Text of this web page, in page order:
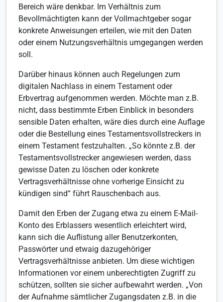
Bereich wäre denkbar. Im Verhältnis zum
Bevollmächtigten kann der Vollmachtgeber sogar
konkrete Anweisungen erteilen, wie mit den Daten
oder einem Nutzungsverhältnis umgegangen werden
soll.
Darüber hinaus können auch Regelungen zum
digitalen Nachlass in einem Testament oder
Erbvertrag aufgenommen werden. Möchte man z.B.
nicht, dass bestimmte Erben Einblick in besonders
sensible Daten erhalten, wäre dies durch eine Auflage
oder die Bestellung eines Testamentsvollstreckers in
einem Testament festzuhalten. „So könnte z.B. der
Testamentsvollstrecker angewiesen werden, dass
gewisse Daten zu löschen oder konkrete
Vertragsverhältnisse ohne vorherige Einsicht zu
kündigen sind“ führt Rauschenbach aus.
Damit den Erben der Zugang etwa zu einem E-Mail-
Konto des Erblassers wesentlich erleichtert wird,
kann sich die Auflistung aller Benutzerkonten,
Passwörter und etwaig dazugehöriger
Vertragsverhältnisse anbieten. Um diese wichtigen
Informationen vor einem unberechtigten Zugriff zu
schützen, sollten sie sicher aufbewahrt werden. „Von
der Aufnahme sämtlicher Zugangsdaten z.B. in die